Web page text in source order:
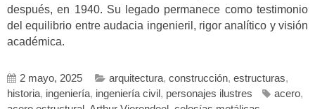
después, en 1940. Su legado permanece como testimonio
del equilibrio entre audacia ingenieril, rigor analítico y visión
académica.
2 mayo, 2025 arquitectura, construcción, estructuras,
historia, ingeniería, ingeniería civil , personajes ilustres acero,